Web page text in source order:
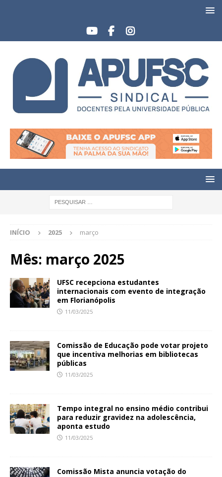
INÍCIO 2025 março
Mês: março 2025
UFSC recepciona estudantes
internacionais com evento de integração
em Florianópolis
11/03/2025
Comissão de Educação pode votar projeto
que incentiva melhorias em bibliotecas
públicas
11/03/2025
Tempo integral no ensino médio contribui
para reduzir gravidez na adolescência,
aponta estudo
11/03/2025
Comissão Mista anuncia votação do